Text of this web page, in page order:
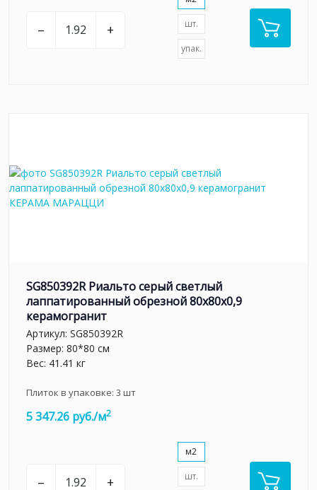
– + шт.
упак.
SG850392R Риальто серый светлый
лаппатированный обрезной 80x80x0,9
керамогранит
Артикул: SG850392R
Размер: 80*80 см
Вес: 41.41 кг
Плиток в упаковке: 3 шт
5 347.26 руб./м2
– +
м2
шт.